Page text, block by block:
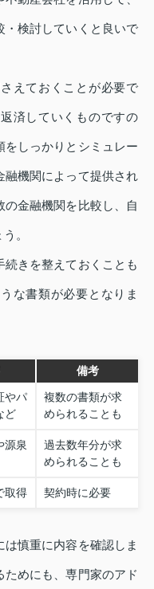
・検討していくと良いで
えておくことが必要で
済していくものですの
をしっかりとシミュレー
融機関によって提供され
金融機関を比較し、自
。
きを整えておくことも
な書類が必要となりま
備考
やパ
ど
複数の書類が求
められることも
源泉
過去数年分が求
められることも
取得 契約時に必要
慎重に内容を確認しま
ためにも、専門家のアド